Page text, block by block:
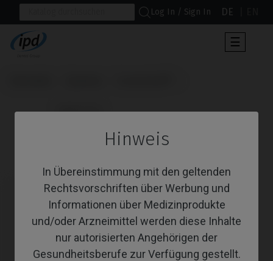
Hinweis
In Übereinstimmung mit den geltenden
Rechtsvorschriften über Werbung und
Informationen über Medizinprodukte
und/oder Arzneimittel werden diese Inhalte
nur autorisierten Angehörigen der
Gesundheitsberufe zur Verfügung gestellt.
Log In / Sign In DE
der
☰
                      Multi-Unit